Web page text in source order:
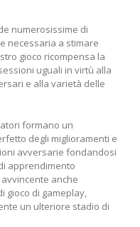
numerosissime di
necessaria a stimare
gioco ricompensa la
uguali in virtù alla
e alla varietà delle
formano un
degli miglioramenti e
avversarie fondandosi
apprendimento
anche
gioco di gameplay,
un ulteriore stadio di